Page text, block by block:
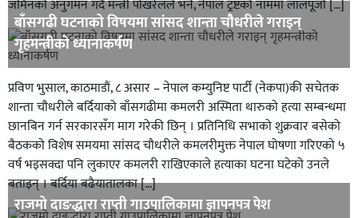
जमिनको अनुगमन गर्दै मन्त्री पोखरेलले भने, नेपाल ट्रष्टको नाममा लालपूर्जा […]
बाँसगढी घटनाको विषयमा सांसद शान्ता चौधरीले गराइन्
गृहमन्त्रीको ध्यानाकर्षण
प्रविण भुसाल, काठमाडौं, ८ असार – नेपाल कम्युनिष्ट पार्टी (नेकपा)की सचेतक
शान्ता चौधरीले बर्दियाको बाँसगढीमा कमलरी अस्मिता थारुको हत्या सम्बन्धमा
छानबिन गर्न सरकारसँग माग गरेकी छिन् । प्रतिनिधि सभाको शुक्रवार बसेको
बैठकको विशेष समयमा सांसद चौधरीले कमलरीमुक्त नेपाल घोषणा गरिएको ५
वर्ष भइसक्दा पनि लुकाएर कमलरी राखिएकाले हत्याका घटना घटेको उनले
बताइन् । बर्दिया बढैयातालका […]
राजमो दाङद्धारा राप्ती गाउपालिकामा ज्ञापनपत्र पेश